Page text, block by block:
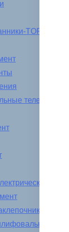
TORX-
тележки